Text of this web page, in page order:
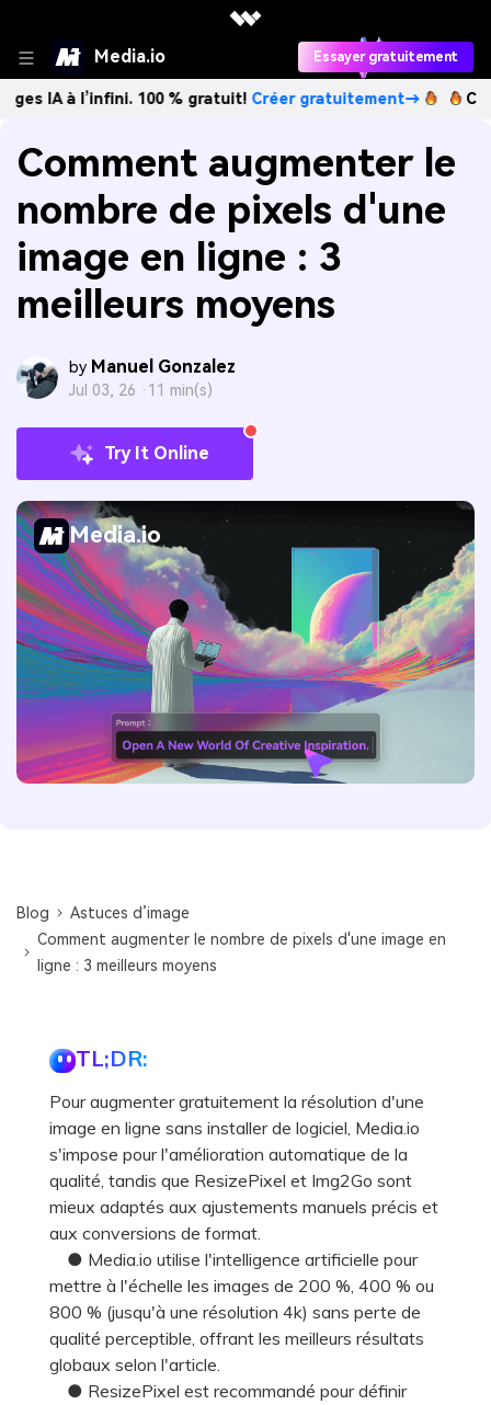
Media.io Essayer gratuitement
100 % gratuit!Créer gratuitement→ Créez des
Comment augmenter le
nombre de pixels d'une
image en ligne : 3
meilleurs moyens
by Manuel Gonzalez
Jul 03, 26 · 11 min(s)
Try It Online
Media.io
Blog
Astuces d’image
Comment augmenter le nombre de pixels d'une image en
ligne : 3 meilleurs moyens
TL;DR:
Pour augmenter gratuitement la résolution d'une
image en ligne sans installer de logiciel, Media.io
s'impose pour l'amélioration automatique de la
qualité, tandis que ResizePixel et Img2Go sont
mieux adaptés aux ajustements manuels précis et
aux conversions de format.
● Media.io utilise l'intelligence artificielle pour
mettre à l'échelle les images de 200 %, 400 % ou
800 % (jusqu'à une résolution 4k) sans perte de
qualité perceptible, offrant les meilleurs résultats
globaux selon l'article.
● ResizePixel est recommandé pour définir